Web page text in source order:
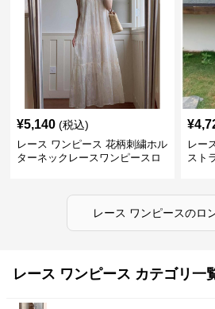
¥5,140 (税込)
レース ワンピース 花柄刺繍ホル
ターネックレースワンピースロ
¥
レー
スト
レース ワンピースのロ
レース ワンピース カテゴリ一